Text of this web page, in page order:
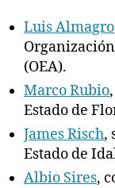
Luis Almagro
(OEA).
Marco Rubio
Estado de
James Risch,
Estado de
Albio Sires,